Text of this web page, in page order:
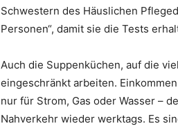
Schwestern des Häuslichen
Personen“, damit sie die Tests
Auch die Suppenküchen, auf die
eingeschränkt arbeiten.
nur für Strom, Gas oder Wasser –
Nahverkehr wieder werktags. Es